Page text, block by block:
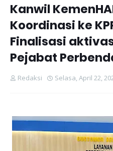
Kanwil
Koordinasi ke
Finalisasi
Pejabat
Redaksi Selasa, April 22,